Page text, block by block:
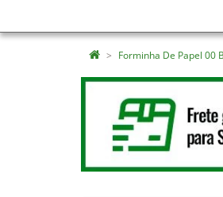
Forminha De Papel 00